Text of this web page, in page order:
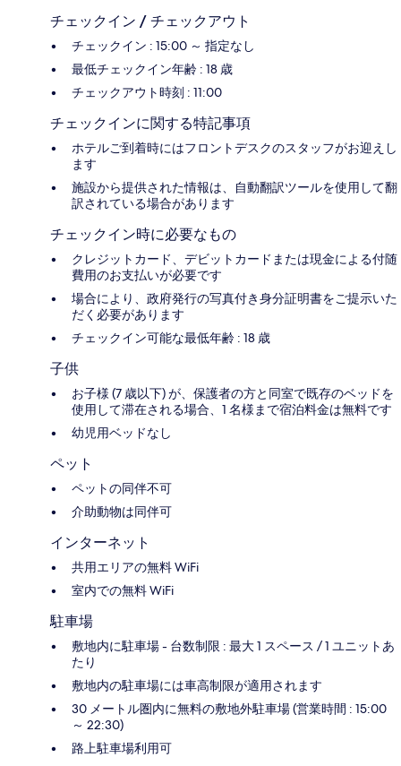
チェックイン / チェックアウト
チェックイン : 15:00 ～ 指定なし
最低チェックイン年齢 : 18 歳
チェックアウト時刻 : 11:00
チェックインに関する特記事項
ホテルご到着時にはフロントデスクのスタッフがお迎えし
ます
施設から提供された情報は、自動翻訳ツールを使用して翻
訳されている場合があります
チェックイン時に必要なもの
クレジットカード、デビットカードまたは現金による付随
費用のお支払いが必要です
場合により、政府発行の写真付き身分証明書をご提示いた
だく必要があります
チェックイン可能な最低年齢 : 18 歳
子供
お子様 (7 歳以下) が、保護者の方と同室で既存のベッドを
使用して滞在される場合、1 名様まで宿泊料金は無料です
幼児用ベッドなし
ペット
ペットの同伴不可
介助動物は同伴可
インターネット
共用エリアの無料 WiFi
室内での無料 WiFi
駐車場
敷地内に駐車場 - 台数制限 : 最大 1 スペース / 1 ユニットあ
たり
敷地内の駐車場には車高制限が適用されます
30 メートル圏内に無料の敷地外駐車場 (営業時間 : 15:00
～ 22:30)
路上駐車場利用可